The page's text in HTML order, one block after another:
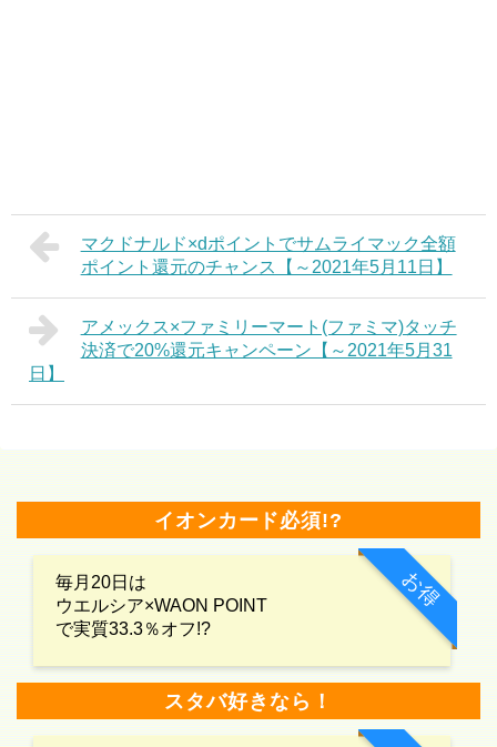
マクドナルド×dポイントでサムライマック全額
ポイント還元のチャンス【～2021年5月11日】
アメックス×ファミリーマート(ファミマ)タッチ
決済で20%還元キャンペーン【～2021年5月31
日】
イオンカード必須!?
お得
毎月20日は
ウエルシア×WAON POINT
で実質33.3％オフ!?
スタバ好きなら！